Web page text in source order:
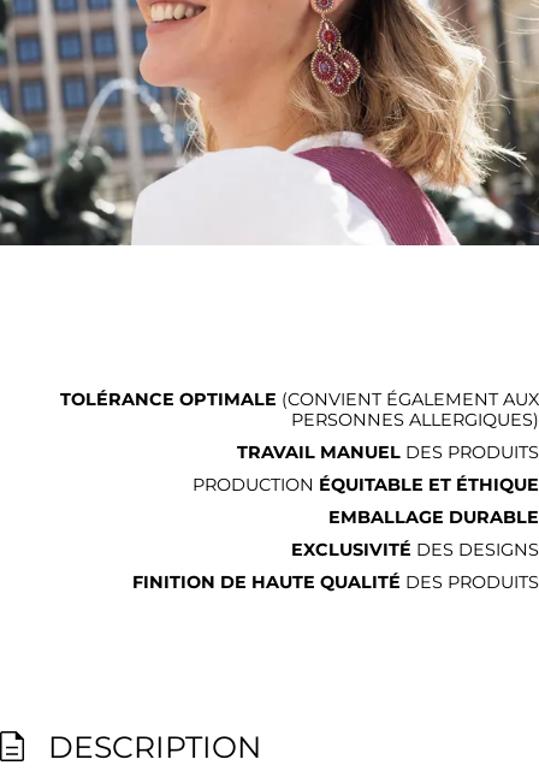
TOLÉRANCE OPTIMALE (CONVIENT ÉGALEMENT AUX
PERSONNES ALLERGIQUES)
TRAVAIL MANUEL DES PRODUITS
PRODUCTION ÉQUITABLE ET ÉTHIQUE
EMBALLAGE DURABLE
EXCLUSIVITÉ DES DESIGNS
FINITION DE HAUTE QUALITÉ DES PRODUITS
DESCRIPTION